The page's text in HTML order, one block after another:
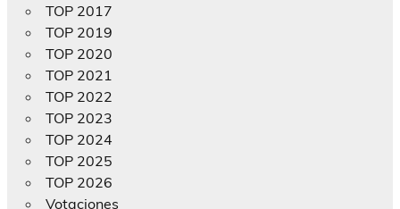
TOP 2017
TOP 2019
TOP 2020
TOP 2021
TOP 2022
TOP 2023
TOP 2024
TOP 2025
TOP 2026
Votaciones